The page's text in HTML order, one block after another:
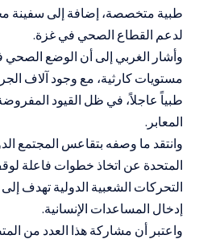
طبية متخصصة، إضافة إلى سفينة
لدعم القطاع الصحي في غزة.
وأشار الغربي إلى أن الوضع
مستويات كارثية، مع وجود آلاف
طبياً عاجلاً، في ظل القيود
المعابر.
وانتقد ما وصفه بتقاعس المجتمع
المتحدة عن اتخاذ خطوات فاعلة
التحركات الشعبية الدولية تهدف
إدخال المساعدات الإنسانية.
واعتبر أن مشاركة هذا العدد من